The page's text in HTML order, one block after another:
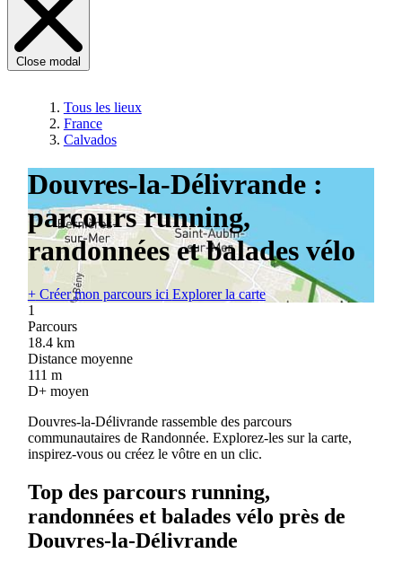
Close modal
Tous les lieux
France
Calvados
Douvres-la-Délivrande :
parcours running,
randonnées et balades vélo
+Créer mon parcours ici Explorer la carte
1
Parcours
18.4 km
Distance moyenne
111 m
D+ moyen
Douvres-la-Délivrande rassemble des parcours
communautaires de Randonnée. Explorez-les sur la carte,
inspirez-vous ou créez le vôtre en un clic.
Top des parcours running,
randonnées et balades vélo près de
Douvres-la-Délivrande